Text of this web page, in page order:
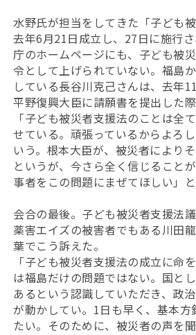
水野氏が担当をしてきた「子ども被
去年6月21日成立し、27日に施行
庁のホームページにも、子ども被
令として上げられていない。福島
している長谷川克己さんは、去年
平野復興大臣に請願書を提出した
「子ども被災者支援法のことは全
せている。頑張っているからよろ
いう。根本大臣が、被災者により
というが、今さら全く信じること
事者をこの問題にまぜてほしい」
会合の最後。子ども被災者支援法議
薬害エイズの被害者でもある川田
葉でこう訴えた。
「子ども被災者支援法の成立に命
は福島だけの問題ではない。国と
あるという認識していただき、政
が動かしてい。1日も早く、基本方
たい。そのために、被災者の声を聞